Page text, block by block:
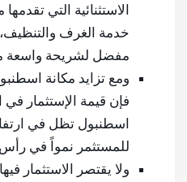
الاستثنائية التي
خدمة الغرف والتنظيف،
مفضل لشريحة واسعة
ومع تزايد مكانة
فإن قيمة الإستثمار
اسطنبول تظل في
للمستثمر نمواً في
ولا يقتصر الاستثمار